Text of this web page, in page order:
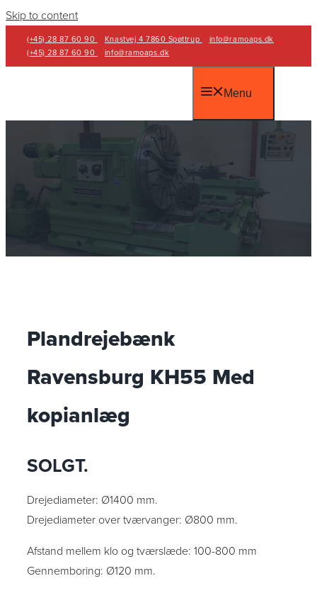
Skip to content
(+45) 28 87 60 90 Knastvej 4 7860 Spøttrup
info@ramoaps.dk
(+45) 28 87 60 90
info@ramoaps.dk
Menu
Plandrejebænk
Ravensburg KH55 Med
kopianlæg
SOLGT.
Drejediameter: Ø1400 mm.
Drejediameter over tværvanger: Ø800 mm.
Afstand mellem klo og tværslæde: 100-800 mm
Gennemboring: Ø120 mm.